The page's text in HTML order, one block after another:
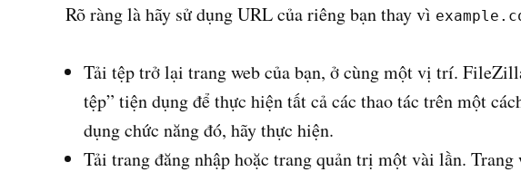
Rõ ràng là hãy sử dụng URL của riêng bạn thay vì
Tải tệp trở lại trang web của bạn, ở cùng một vị trí.
tệp” tiện dụng để thực hiện tất cả các thao tác trên một
dụng chức năng đó, hãy thực hiện.
Tải trang đăng nhập hoặc trang quản trị một vài lần. Trang